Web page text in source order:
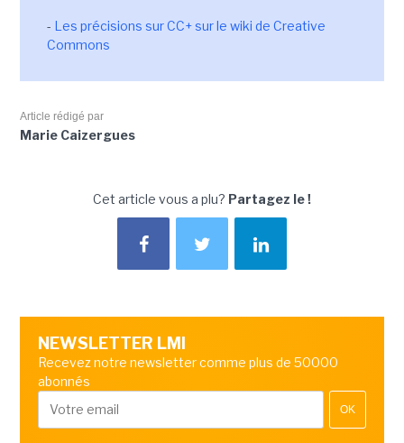
- Les précisions sur CC+ sur le wiki de Creative
Commons
Article rédigé par
Marie Caizergues
Cet article vous a plu? Partagez le !
NEWSLETTER LMI
Recevez notre newsletter comme plus de 50000
abonnés
OK